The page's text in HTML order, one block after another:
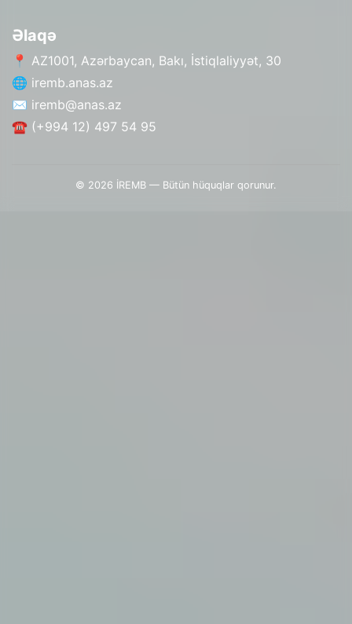
Əlaqə
📍 AZ1001, Azərbaycan, Bakı, İstiqlaliyyət, 30
🌐 iremb.anas.az
✉️ iremb@anas.az
☎️ (+994 12) 497 54 95
© 2026 İREMB — Bütün hüquqlar qorunur.